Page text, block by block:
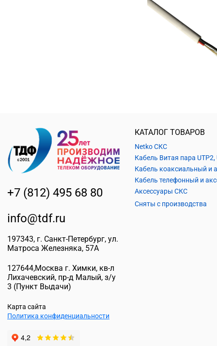
+7 (812) 495 68 80
info@tdf.ru
197343, г. Санкт-Петербург, ул.
Матроса Железняка, 57A
127644,Москва г. Химки, кв-л
Лихачевский, пр-д Малый, з/у
3 (Пункт Выдачи)
Карта сайта
Политика конфиденциальности
КАТАЛОГ ТОВАРОВ
Netko СКС
Аксессуары СКС
Сняты с производства